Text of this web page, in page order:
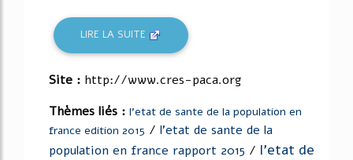
LIRE LA SUITE
Site : http://www.cres-paca.org
Thèmes liés : l'etat de sante de la population en
france edition 2015 / l'etat de sante de la
population en france rapport 2015 / l'etat de